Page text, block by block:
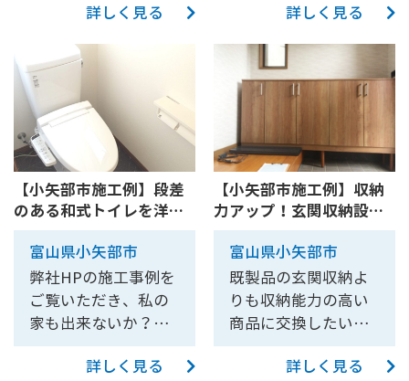
がないようにしたい
とのご希望もお伺い
しました。 エコキュ
ートのタンクを設置
する予定の場所があ
まり広くなかったた
め、薄型のエコキュ
ートを設置しまし
た。 また、道を確保
するためにタンクと
ヒートポンプを少し
離れた場所に設置し
ました。 設置するた
めに必要な土間が足
りなかったため、以
前石油給湯器が置い
詳しく見る
います。 突然故障し
てしまいお湯が使え
ない！ということが
起こる前に見積だけ
でもお手元に用意し
ておくと安心かもし
れません。 お見積も
りは無料です！お気
軽にご相談ください
ませ！
詳しく見る
【小矢部市施工例】段差
のある和式トイレを洋式
トイレへリフォーム
【10040】
富山県小矢部市
弊社HPの施工事例を
ご覧いただき、私の
家も出来ないか？と
いうことでお見積
り、工事させていた
詳しく見る
【小矢部市施工例】収納
力アップ！玄関収納設置
工事【10029】
富山県小矢部市
既製品の玄関収納よ
りも収納能力の高い
商品に交換したいと
いうお客様の要望に
応えまして、パナソ
詳しく見る